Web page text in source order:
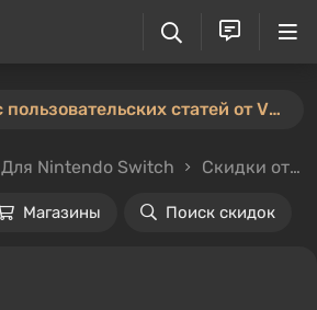
⚡️ Новый конкурс пользовательских статей от VGTimes — участвуйте тут ⚡️
Для Nintendo Switch Скидки от 20%
Магазины Поиск скидок